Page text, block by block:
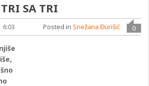
SA TRI
6:03 0
Posted in Snežana Đurišić